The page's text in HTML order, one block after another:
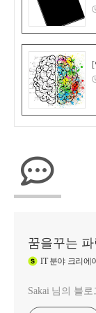
꿈을꾸는 파
IT분야 크리에
Sakai 님의 블